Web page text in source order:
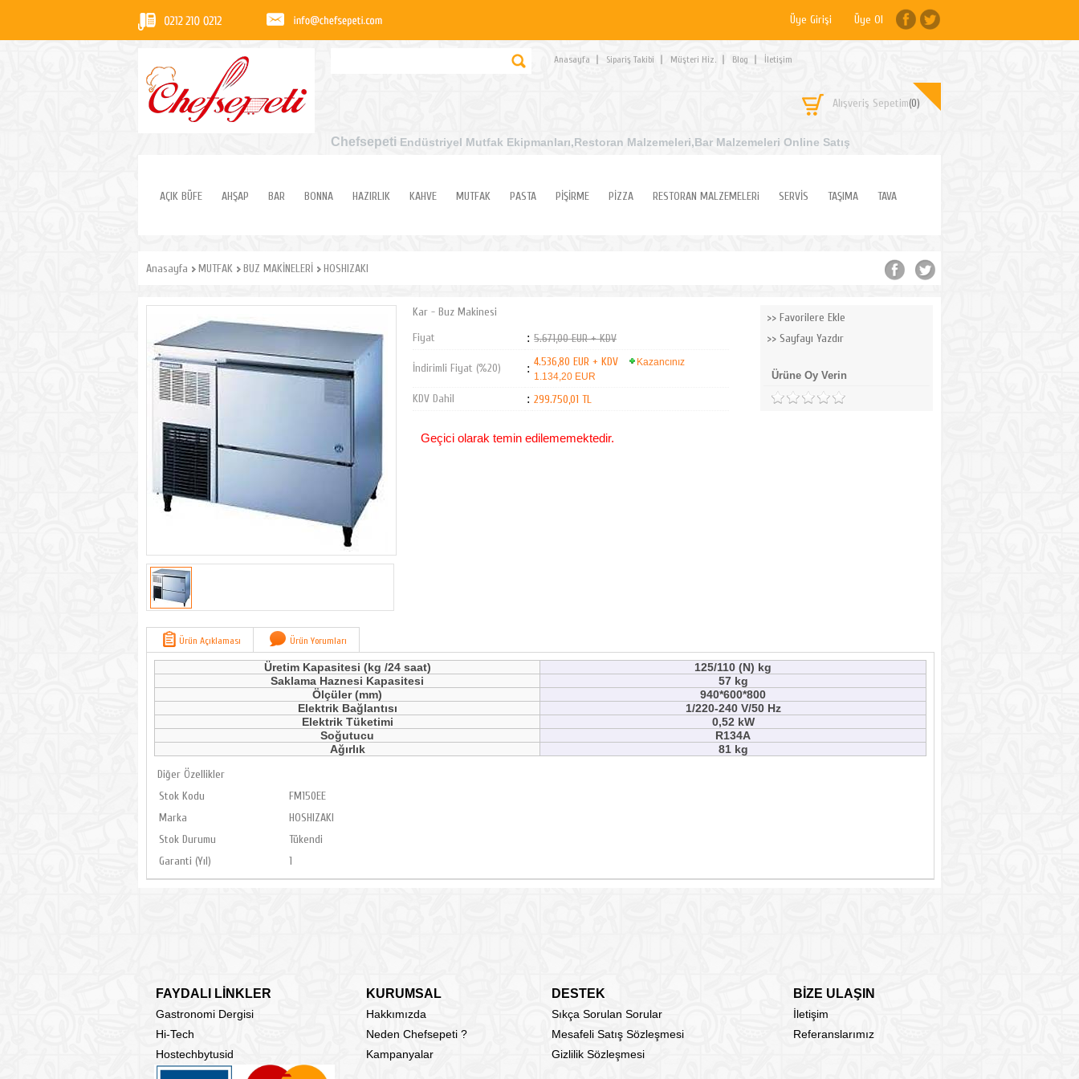
Üye Girişi Üye Ol
Anasayfa Sipariş Takibi Müşteri Hiz. Blog İletişim
Alışveriş Sepetim(0)
Chefsepeti Endüstriyel Mutfak Ekipmanları,Restoran Malzemeleri,Bar Malzemeleri Online Satış
AÇIK BÜFE AHŞAP BAR BONNA HAZIRLIK KAHVE MUTFAK PASTA PİŞİRME PİZZA RESTORAN MALZEMELERi SERVİS TAŞIMA TAVA
Anasayfa MUTFAK BUZ MAKİNELERİ HOSHIZAKI
Kar - Buz Makinesi
Fiyat
: 5.671,00 EUR + KDV
İndirimli Fiyat (%20) : 4.536,80 EUR + KDV
Kazancınız
1.134,20 EUR
KDV Dahil : 299.750,01 TL
Geçici olarak temin edilememektedir.
Favorilere Ekle
Sayfayı Yazdır
Ürüne Oy Verin
Ürün Açıklaması Ürün Yorumları
Üretim Kapasitesi (kg /24 saat)
125/110 (N) kg
Saklama Haznesi Kapasitesi
57 kg
Ölçüler (mm)
940*600*800
Elektrik Bağlantısı
1/220-240 V/50 Hz
Elektrik Tüketimi
0,52 kW
Soğutucu
R134A
Ağırlık
81 kg
Diğer Özellikler
Stok Kodu
FM150EE
Marka
HOSHIZAKI
Stok Durumu
Tükendi
Garanti (Yıl)
1
FAYDALI LİNKLER KURUMSAL DESTEK BİZE ULAŞIN
Gastronomi Dergisi Hakkımızda Sıkça Sorulan Sorular
İletişim
Hi-Tech
Neden Chefsepeti ? Mesafeli Satış Sözleşmesi
Referanslarımız
Hostechbytusid
Kampanyalar Gizlilik Sözleşmesi